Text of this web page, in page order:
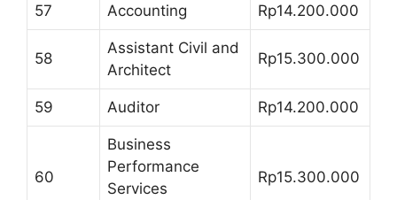
57 Accounting Rp14.200.000
58
Assistant Civil and
Architect
Rp15.300.000
59 Auditor Rp14.200.000
60
Business
Performance
Services
Rp15.300.000